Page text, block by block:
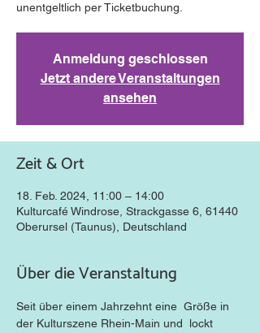
unentgeltlich per Ticketbuchung.
Anmeldung geschlossen
Jetzt andere Veranstaltungen
ansehen
Zeit & Ort
18. Feb. 2024, 11:00 – 14:00
Kulturcafé Windrose, Strackgasse 6, 61440
Oberursel (Taunus), Deutschland
Über die Veranstaltung
Seit über einem Jahrzehnt eine  Größe in
der Kulturszene Rhein-Main und  lockt